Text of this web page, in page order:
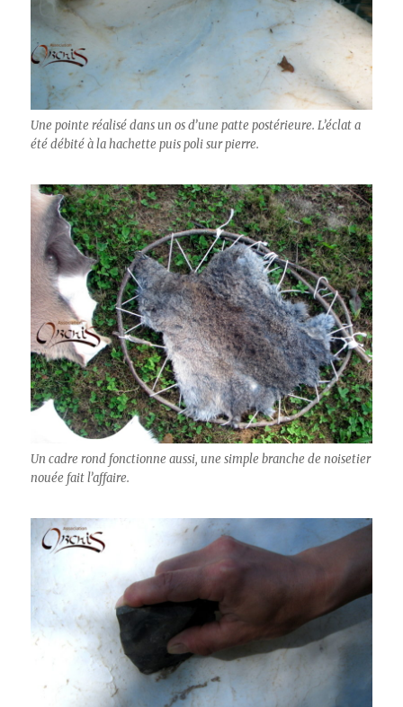
Une pointe réalisé dans un os d’une patte postérieure. L’éclat a
été débité à la hachette puis poli sur pierre.
Un cadre rond fonctionne aussi, une simple branche de noisetier
nouée fait l’affaire.